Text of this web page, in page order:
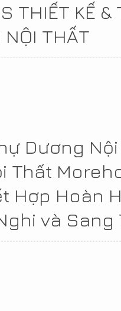
THIẾT KẾ &
NỘI THẤT
Dương
Thất
Hợp Hoàn
và Sang